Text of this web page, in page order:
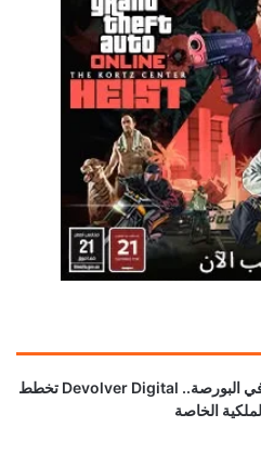
بعد سنوات في البورصة.. Devolver Digital تخطط
الخاصة